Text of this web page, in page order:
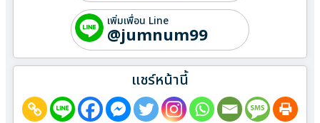
เพิ่มเพื่อน Line
@jumnum99
แชร์หน้านี้